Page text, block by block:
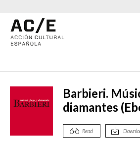
Barbieri.
diamantes
Read